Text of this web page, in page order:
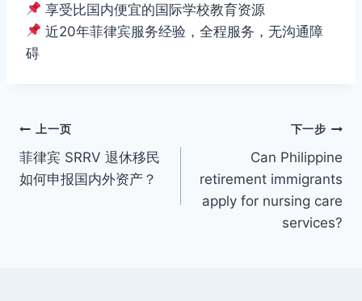
享受比国内便宜的国际学校教育资源
近20年菲律宾服务经验，全程服务，无沟通障
碍
文
章
上一页
菲律宾 SRRV 退休移民
如何申报国内外资产？
下一步
Can Philippine
retirement immigrants
apply for nursing care
services?